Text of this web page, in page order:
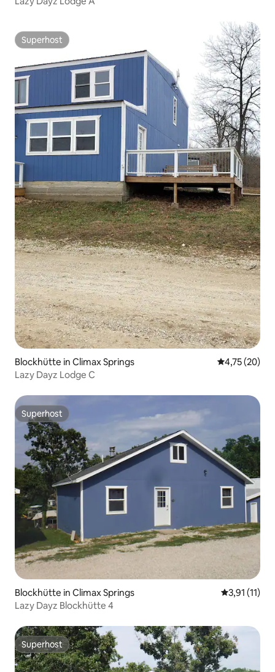
Superhost
Superhost
Blockhütte in Climax Springs
4,75 (20)
Lazy Dayz Lodge C
Superhost
Superhost
Blockhütte in Climax Springs
3,91 (11)
Lazy Dayz Blockhütte 4
Superhost
Superhost